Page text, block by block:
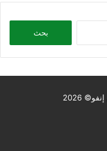
2026